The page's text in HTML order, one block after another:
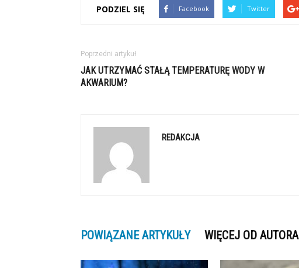
PODZIEL SIĘ Facebook Twitter
Poprzedni artykuł
JAK UTRZYMAĆ STAŁĄ TEMPERATURĘ WODY W
AKWARIUM?
REDAKCJA
POWIĄZANE ARTYKUŁY WIĘCEJ OD AUTORA